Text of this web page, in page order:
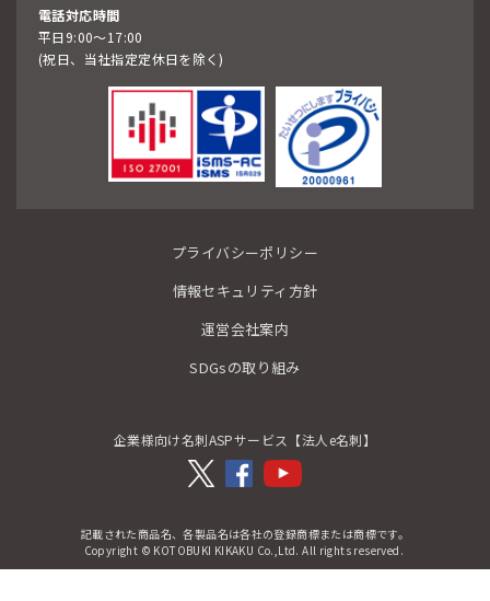
電話対応時間
平日9:00～17:00
(祝日、当社指定定休日を除く)
プライバシーポリシー
情報セキュリティ方針
運営会社案内
SDGsの取り組み
企業様向け名刺ASPサービス【法人e名刺】
記載された商品名、各製品名は各社の登録商標または商標です。
Copyright © KOTOBUKI KIKAKU Co.,Ltd. All rights reserved.